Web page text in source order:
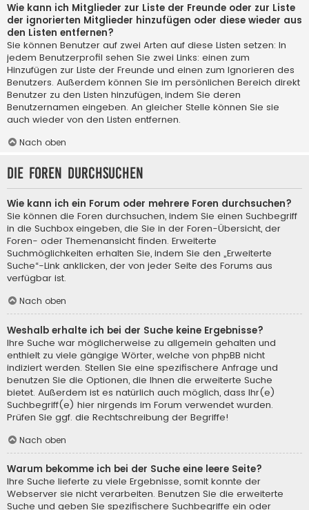
Wie kann ich Mitglieder zur Liste der Freunde oder zur Liste
der ignorierten Mitglieder hinzufügen oder diese wieder aus
den Listen entfernen?
Sie können Benutzer auf zwei Arten auf diese Listen setzen: In
jedem Benutzerprofil sehen Sie zwei Links: einen zum
Hinzufügen zur Liste der Freunde und einen zum Ignorieren des
Benutzers. Außerdem können Sie im persönlichen Bereich direkt
Benutzer zu den Listen hinzufügen, indem Sie deren
Benutzernamen eingeben. An gleicher Stelle können Sie sie
auch wieder von den Listen entfernen.
Nach oben
Die Foren durchsuchen
Wie kann ich ein Forum oder mehrere Foren durchsuchen?
Sie können die Foren durchsuchen, indem Sie einen Suchbegriff
in die Suchbox eingeben, die Sie in der Foren-Übersicht, der
Foren- oder Themenansicht finden. Erweiterte
Suchmöglichkeiten erhalten Sie, indem Sie den „Erweiterte
Suche“-Link anklicken, der von jeder Seite des Forums aus
verfügbar ist.
Nach oben
Weshalb erhalte ich bei der Suche keine Ergebnisse?
Ihre Suche war möglicherweise zu allgemein gehalten und
enthielt zu viele gängige Wörter, welche von phpBB nicht
indiziert werden. Stellen Sie eine spezifischere Anfrage und
benutzen Sie die Optionen, die Ihnen die erweiterte Suche
bietet. Außerdem ist es natürlich auch möglich, dass Ihr(e)
Suchbegriff(e) hier nirgends im Forum verwendet wurden.
Prüfen Sie ggf. die Rechtschreibung der Begriffe!
Nach oben
Warum bekomme ich bei der Suche eine leere Seite?
Ihre Suche lieferte zu viele Ergebnisse, somit konnte der
Webserver sie nicht verarbeiten. Benutzen Sie die erweiterte
Suche und geben Sie spezifischere Suchbegriffe ein oder